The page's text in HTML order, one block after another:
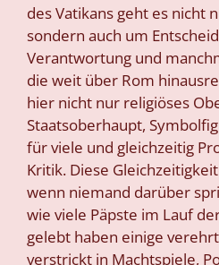
des Vatikans geht es nicht
sondern auch um
Verantwortung und
die weit über Rom
hier nicht nur religiöses
Staatsoberhaupt,
für viele und gleichzeitig
Kritik. Diese
wenn niemand darüber
wie viele Päpste im Lauf
gelebt haben einige
verstrickt in Machtspiele,